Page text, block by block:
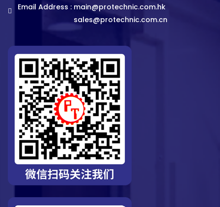
Email Address : main@protechnic.com.hk
sales@protechnic.com.cn